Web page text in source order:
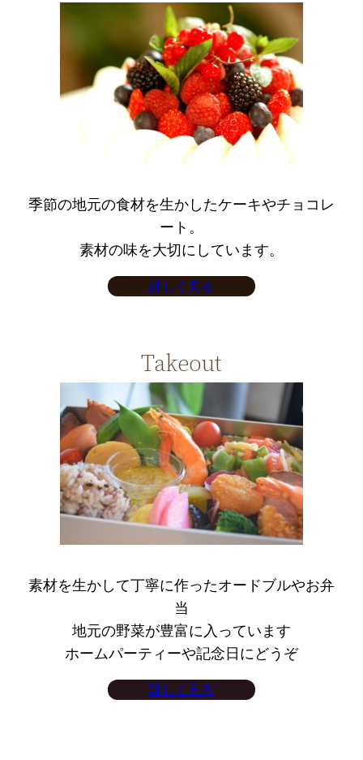
季節の地元の食材を生かしたケーキやチョコレ
ート。
素材の味を大切にしています。
詳しく見る
Takeout
素材を生かして丁寧に作ったオードブルやお弁
当
地元の野菜が豊富に入っています
ホームパーティーや記念日にどうぞ
詳しく見る